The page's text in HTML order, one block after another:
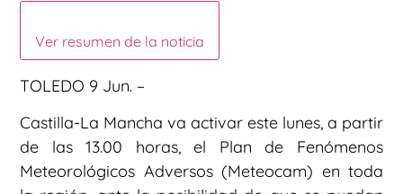
Ver resumen de la noticia
TOLEDO 9 Jun. –
Castilla-La Mancha va activar este lunes, a partir
de las 13.00 horas, el Plan de Fenómenos
Meteorológicos Adversos (Meteocam) en toda